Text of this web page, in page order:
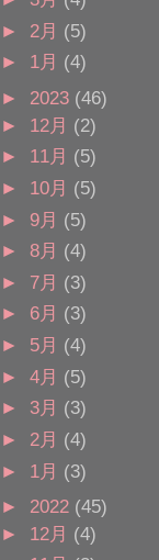
► 2月 (5)
► 1月 (4)
► 2023 (46)
► 12月 (2)
► 11月 (5)
► 10月 (5)
► 9月 (5)
► 8月 (4)
► 7月 (3)
► 6月 (3)
► 5月 (4)
► 4月 (5)
► 3月 (3)
► 2月 (4)
► 1月 (3)
► 2022 (45)
► 12月 (4)